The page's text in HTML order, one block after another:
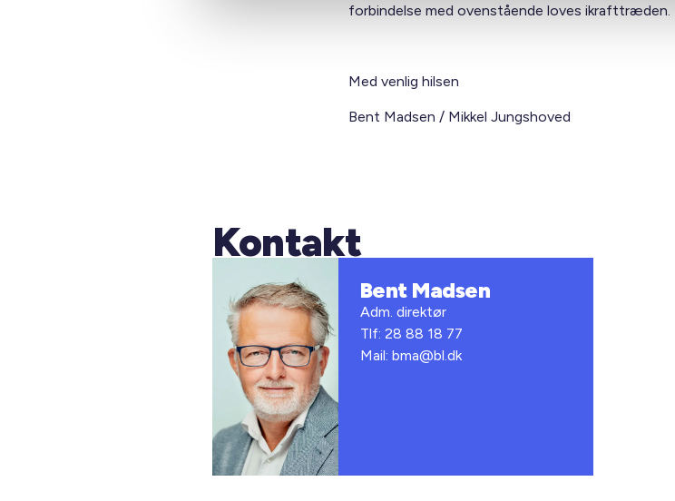
forbindelse med ovenstående loves ikrafttræden.
Med venlig hilsen
Bent Madsen / Mikkel Jungshoved
Kontakt
Bent Madsen
Adm. direktør
Tlf: 28 88 18 77
Mail: bma@bl.dk